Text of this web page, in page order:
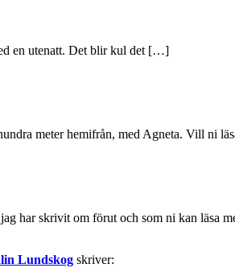
en utenatt. Det blir kul det […]
meter hemifrån, med Agneta. Vill ni
har skrivit om förut och som ni kan
Lundskog skriver: